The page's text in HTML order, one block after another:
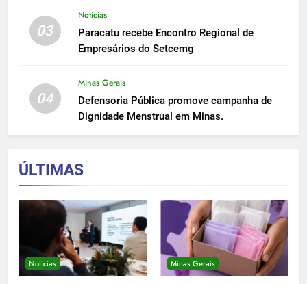
03
Notícias
Paracatu recebe Encontro Regional de
Empresários do Setcemg
04
Minas Gerais
Defensoria Pública promove campanha de
Dignidade Menstrual em Minas.
ÚLTIMAS
Notícias Minas Gerais